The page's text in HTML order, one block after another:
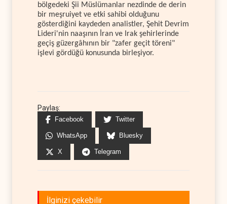
bölgedeki Şii Müslümanlar nezdinde de derin
bir meşruiyet ve etki sahibi olduğunu
gösterdiğini kaydeden analistler, Şehit Devrim
Lideri'nin naaşının İran ve Irak şehirlerinde
geçiş güzergâhının bir "zafer geçit töreni"
işlevi gördüğü konusunda birleşiyor.
Paylaş:
Facebook Twitter
WhatsApp Bluesky
X Telegram
İlginizi çekebilir